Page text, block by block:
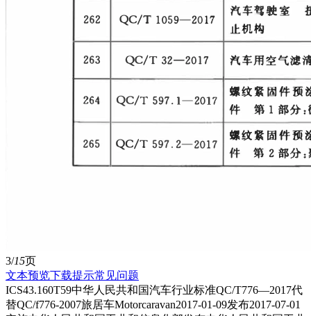
3/15页
文本预览下载提示常见问题
ICS43.160T59中华人民共和国汽车行业标准QC/T776—2017代
替QC/f776-2007旅居车Motorcaravan2017-01-09发布2017-07-01